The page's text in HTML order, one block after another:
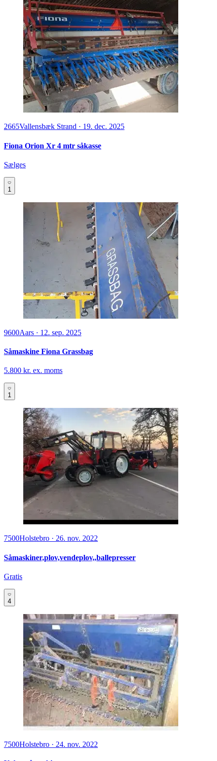
2665Vallensbæk Strand · 19. dec. 2025
Fiona Orion Xr 4 mtr såkasse
Sælges
1
9600Aars · 12. sep. 2025
Såmaskine Fiona Grassbag
5.800 kr. ex. moms
1
7500Holstebro · 26. nov. 2022
Såmaskiner,plov,vendeplov,,ballepresser
Gratis
4
7500Holstebro · 24. nov. 2022